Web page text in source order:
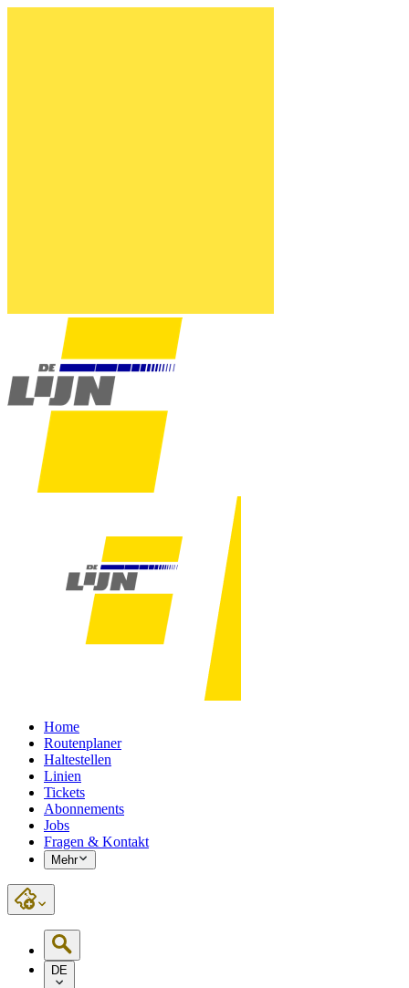
Home
Routenplaner
Haltestellen
Linien
Tickets
Abonnements
Jobs
Fragen & Kontakt
Mehr
DE